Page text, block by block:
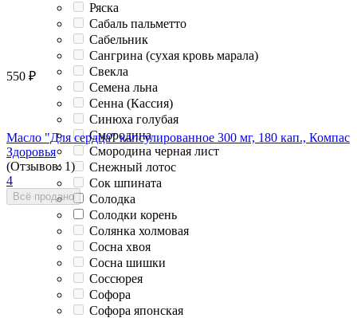
Ряска
Сабаль пальметто
Сабельник
Сангрина (сухая кровь марала)
Свекла
Семена льна
Сенна (Кассия)
Синюха голубая
Смородина
Смородина черная лист
Снежный лотос
Сок шпината
Солодка
Солодки корень
Солянка холмовая
Сосна хвоя
Сосна шишки
Соссюрея
Софора
Софора японская
550 ₽
Масло "Для сердца" капсулированное 300 мг, 180 кап., Компас
Здоровья
(Отзывов: 1)
4
Всё продано